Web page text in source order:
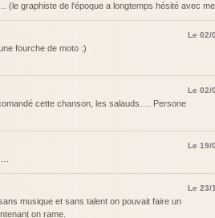
(le graphiste de l'époque a longtemps hésité avec
Le 02/
fourche de moto :)
Le 02/
cette chanson, les salauds…. Persone
Le 19/
Le 23/
musique et sans talent on pouvait faire un
on rame.